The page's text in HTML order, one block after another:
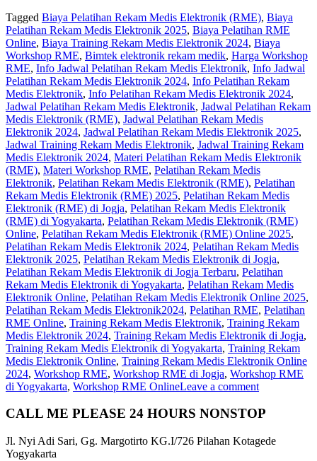
Tagged Biaya Pelatihan Rekam Medis Elektronik (RME), Biaya
Pelatihan Rekam Medis Elektronik 2025, Biaya Pelatihan RME
Online, Biaya Training Rekam Medis Elektronik 2024, Biaya
Workshop RME, Bimtek elektronik rekam medik, Harga Workshop
RME, Info Jadwal Pelatihan Rekam Medis Elektronik, Info Jadwal
Pelatihan Rekam Medis Elektronik 2024, Info Pelatihan Rekam
Medis Elektronik, Info Pelatihan Rekam Medis Elektronik 2024,
Jadwal Pelatihan Rekam Medis Elektronik, Jadwal Pelatihan Rekam
Medis Elektronik (RME), Jadwal Pelatihan Rekam Medis
Elektronik 2024, Jadwal Pelatihan Rekam Medis Elektronik 2025,
Jadwal Training Rekam Medis Elektronik, Jadwal Training Rekam
Medis Elektronik 2024, Materi Pelatihan Rekam Medis Elektronik
(RME), Materi Workshop RME, Pelatihan Rekam Medis
Elektronik, Pelatihan Rekam Medis Elektronik (RME), Pelatihan
Rekam Medis Elektronik (RME) 2025, Pelatihan Rekam Medis
Elektronik (RME) di Jogja, Pelatihan Rekam Medis Elektronik
(RME) di Yogyakarta, Pelatihan Rekam Medis Elektronik (RME)
Online, Pelatihan Rekam Medis Elektronik (RME) Online 2025,
Pelatihan Rekam Medis Elektronik 2024, Pelatihan Rekam Medis
Elektronik 2025, Pelatihan Rekam Medis Elektronik di Jogja,
Pelatihan Rekam Medis Elektronik di Jogja Terbaru, Pelatihan
Rekam Medis Elektronik di Yogyakarta, Pelatihan Rekam Medis
Elektronik Online, Pelatihan Rekam Medis Elektronik Online 2025,
Pelatihan Rekam Medis Elektronik2024, Pelatihan RME, Pelatihan
RME Online, Training Rekam Medis Elektronik, Training Rekam
Medis Elektronik 2024, Training Rekam Medis Elektronik di Jogja,
Training Rekam Medis Elektronik di Yogyakarta, Training Rekam
Medis Elektronik Online, Training Rekam Medis Elektronik Online
2024, Workshop RME, Workshop RME di Jogja, Workshop RME
di Yogyakarta, Workshop RME OnlineLeave a comment
CALL ME PLEASE 24 HOURS NONSTOP
Jl. Nyi Adi Sari, Gg. Margotirto KG.I/726 Pilahan Kotagede
Yogyakarta